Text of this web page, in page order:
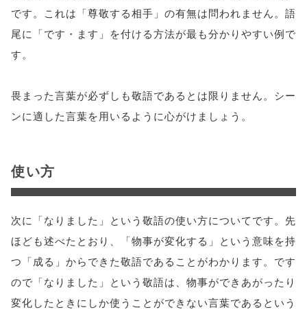
です。これは「尊敬する相手」の有無は問われません。語
尾に「です・ます」を付ける方法が最も分かりやすい例で
す。
畏まった言葉が必ずしも敬語であるとは限りません。シー
ンに適した言葉を用いるように心がけましょう。
使い方
次に「なりました」という敬語の使い方についてです。先
ほども述べたとおり、「物事が変化する」という意味を持
つ「成る」からできた敬語であることがわかります。です
ので「なりました」という敬語は、物事ができあがったり
変化したときにしか使うことができない言葉であるという